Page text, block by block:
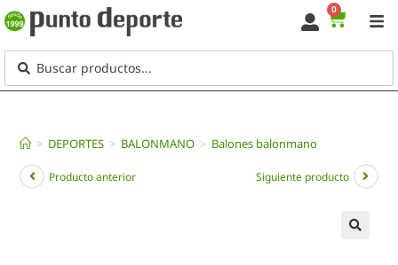
0
> DEPORTES > BALONMANO > Balones balonmano
Producto anterior Siguiente producto